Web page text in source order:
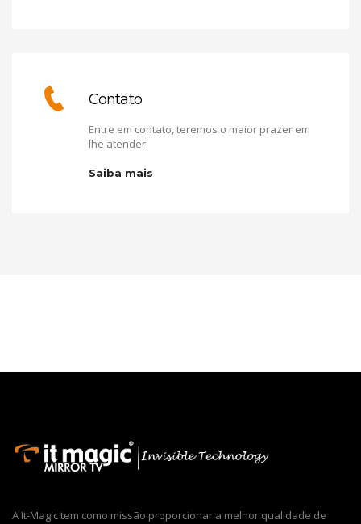
Contato
Entre em contato, teremos o maior prazer em
lhe atender.
Saiba mais
A It-Magic tem como missão proporcionar a melhor qualidade de